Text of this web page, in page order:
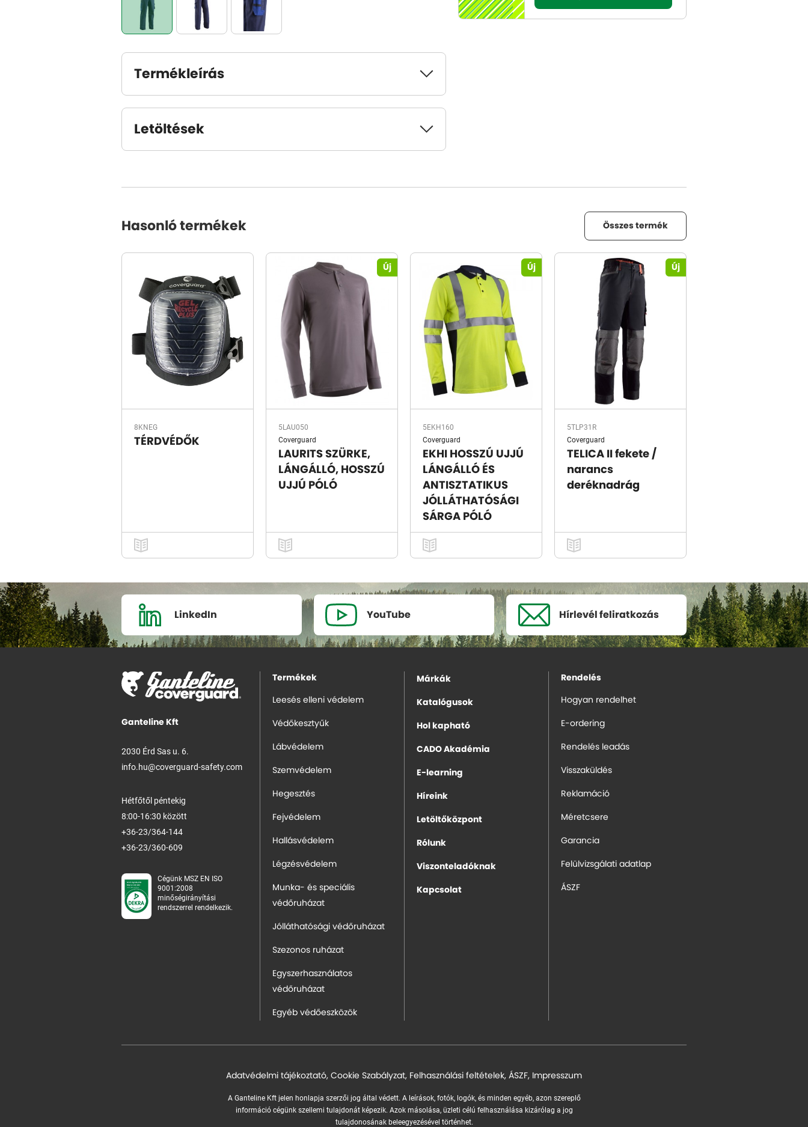
Termékleírás
Letöltések
Hasonló termékek Összes termék
8KNEG
TÉRDVÉDŐK
Új
5LAU050
Coverguard
LAURITS SZÜRKE,
LÁNGÁLLÓ, HOSSZÚ
UJJÚ PÓLÓ
Új
5EKH160
Coverguard
EKHI HOSSZÚ UJJÚ
LÁNGÁLLÓ ÉS
ANTISZTATIKUS
JÓLLÁTHATÓSÁGI
SÁRGA PÓLÓ
Új
5TLP31R
Coverguard
TELICA II fekete /
narancs
deréknadrág
LinkedIn YouTube Hírlevél feliratkozás
Ganteline Kft
2030 Érd Sas u. 6.
info.hu@coverguard-safety.com
Hétfőtől péntekig
8:00-16:30 között
+36-23/364-144
+36-23/360-609
Cégünk MSZ EN ISO
9001:2008
minőségirányítási
rendszerrel rendelkezik.
Termékek
Leesés elleni védelem
Védőkesztyűk
Lábvédelem
Szemvédelem
Hegesztés
Fejvédelem
Hallásvédelem
Légzésvédelem
Munka- és speciális
védőruházat
Jólláthatósági védőruházat
Szezonos ruházat
Egyszerhasználatos
védőruházat
Egyéb védőeszközök
Márkák
Katalógusok
Hol kapható
CADO Akadémia
E-learning
Híreink
Letöltőközpont
Rólunk
Viszonteladóknak
Kapcsolat
Rendelés
Hogyan rendelhet
E-ordering
Rendelés leadás
Visszaküldés
Reklamáció
Méretcsere
Garancia
Felülvizsgálati adatlap
ÁSZF
Adatvédelmi tájékoztató, Cookie Szabályzat, Felhasználási feltételek, ÁSZF, Impresszum
A Ganteline Kft jelen honlapja szerzői jog által védett. A leírások, fotók, logók, és minden egyéb, azon szereplő
információ cégünk szellemi tulajdonát képezik. Azok másolása, üzleti célú felhasználása kizárólag a jog
tulajdonosának beleegyezésével történhet.